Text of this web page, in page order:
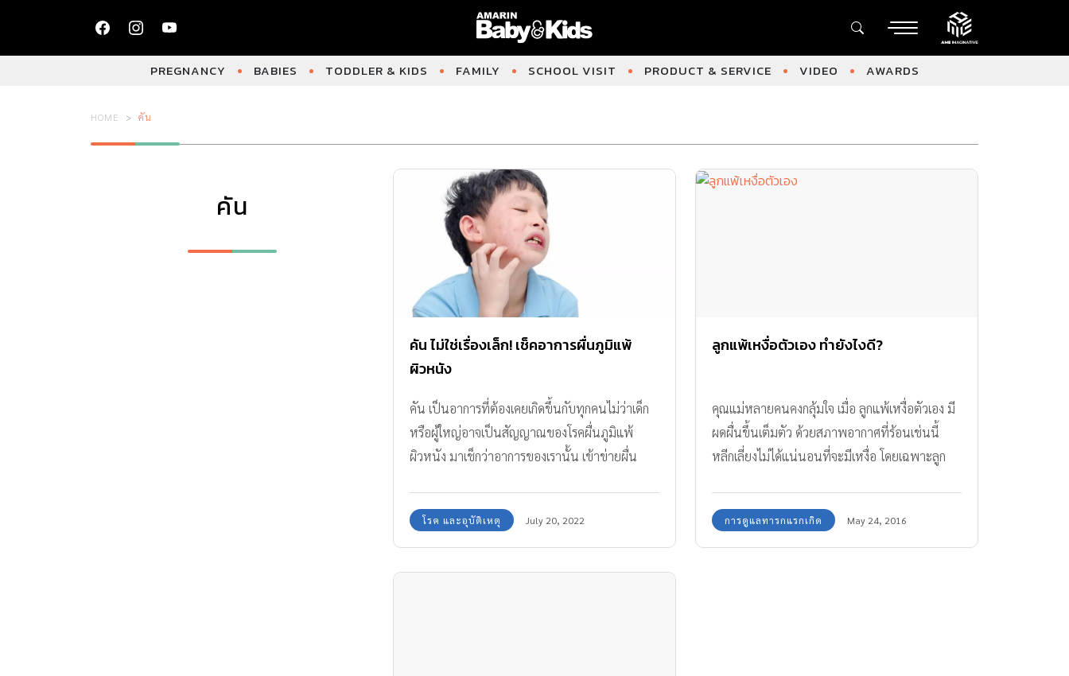
PREGNANCY BABIES TODDLER & KIDS FAMILY SCHOOL VISIT PRODUCT & SERVICE VIDEO AWARDS
HOME คัน
คัน
คัน ไม่ใช่เรื่องเล็ก! เช็คอาการผื่นภูมิแพ้
ผิวหนัง
คัน เป็นอาการที่ต้องเคยเกิดขึ้นกับทุกคนไม่ว่าเด็ก
หรือผู้ใหญ่อาจเป็นสัญญาณของโรคผื่นภูมิแพ้
ผิวหนัง มาเช็กว่าอาการของเรานั้น เข้าข่ายผื่น
โรค และอุบัติเหตุ July 20, 2022
ลูกแพ้เหงื่อตัวเอง ทำยังไงดี?
คุณแม่หลายคนคงกลุ้มใจ เมื่อ ลูกแพ้เหงื่อตัวเอง มี
ผดผื่นขึ้นเต็มตัว ด้วยสภาพอากาศที่ร้อนเช่นนี้
หลีกเลี่ยงไม่ได้แน่นอนที่จะมีเหงื่อ โดยเฉพาะลูก
การดูแลทารกแรกเกิด May 24, 2016